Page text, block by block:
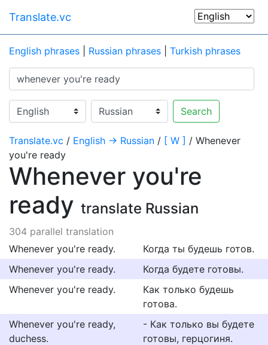
Translate.vc
English phrases Russian phrases Turkish phrases
Search
Translate.vc / English → Russian / [ W ] / Whenever
you're ready
Whenever you're
ready translate Russian
304 parallel translation
Whenever you're ready.
Когда ты будешь готов.
Whenever you're ready.
Когда будете готовы.
Whenever you're ready.
Как только будешь
готова.
Whenever you're ready,
duchess.
- Как только вы будете
готовы, герцогиня.